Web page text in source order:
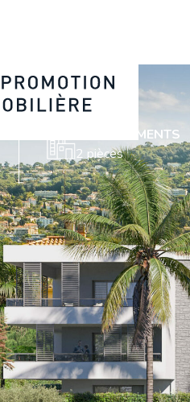
APPARTEMENTS
2 pièces